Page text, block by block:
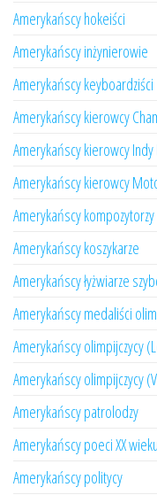
Amerykańscy hokeiści
Amerykańscy inżynierowie
Amerykańscy keyboardziści
Amerykańscy kierowcy
Amerykańscy kierowcy Indy
Amerykańscy kierowcy
Amerykańscy
Amerykańscy koszykarze
Amerykańscy łyżwiarze
Amerykańscy medaliści
Amerykańscy olimpijczycy
Amerykańscy olimpijczycy
Amerykańscy patrolodzy
Amerykańscy poeci XX wieku
Amerykańscy politycy